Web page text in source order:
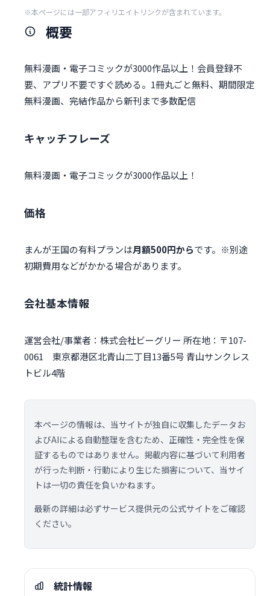
※本ページには一部アフィリエイトリンクが含まれています。
概要
無料漫画・電子コミックが3000作品以上！会員登録不
要、アプリ不要ですぐ読める。1冊丸ごと無料、期間限定
無料漫画、完結作品から新刊まで多数配信
キャッチフレーズ
無料漫画・電子コミックが3000作品以上！
価格
まんが王国の有料プランは月額500円からです。※別途
初期費用などがかかる場合があります。
会社基本情報
運営会社/事業者：株式会社ビーグリー 所在地：〒107-
0061 東京都港区北青山二丁目13番5号 青山サンクレス
トビル4階
本ページの情報は、当サイトが独自に収集したデータお
よびAIによる自動整理を含むため、正確性・完全性を保
証するものではありません。掲載内容に基づいて利用者
が行った判断・行動により生じた損害について、当サイ
トは一切の責任を負いかねます。
最新の詳細は必ずサービス提供元の公式サイトをご確認
ください。
統計情報